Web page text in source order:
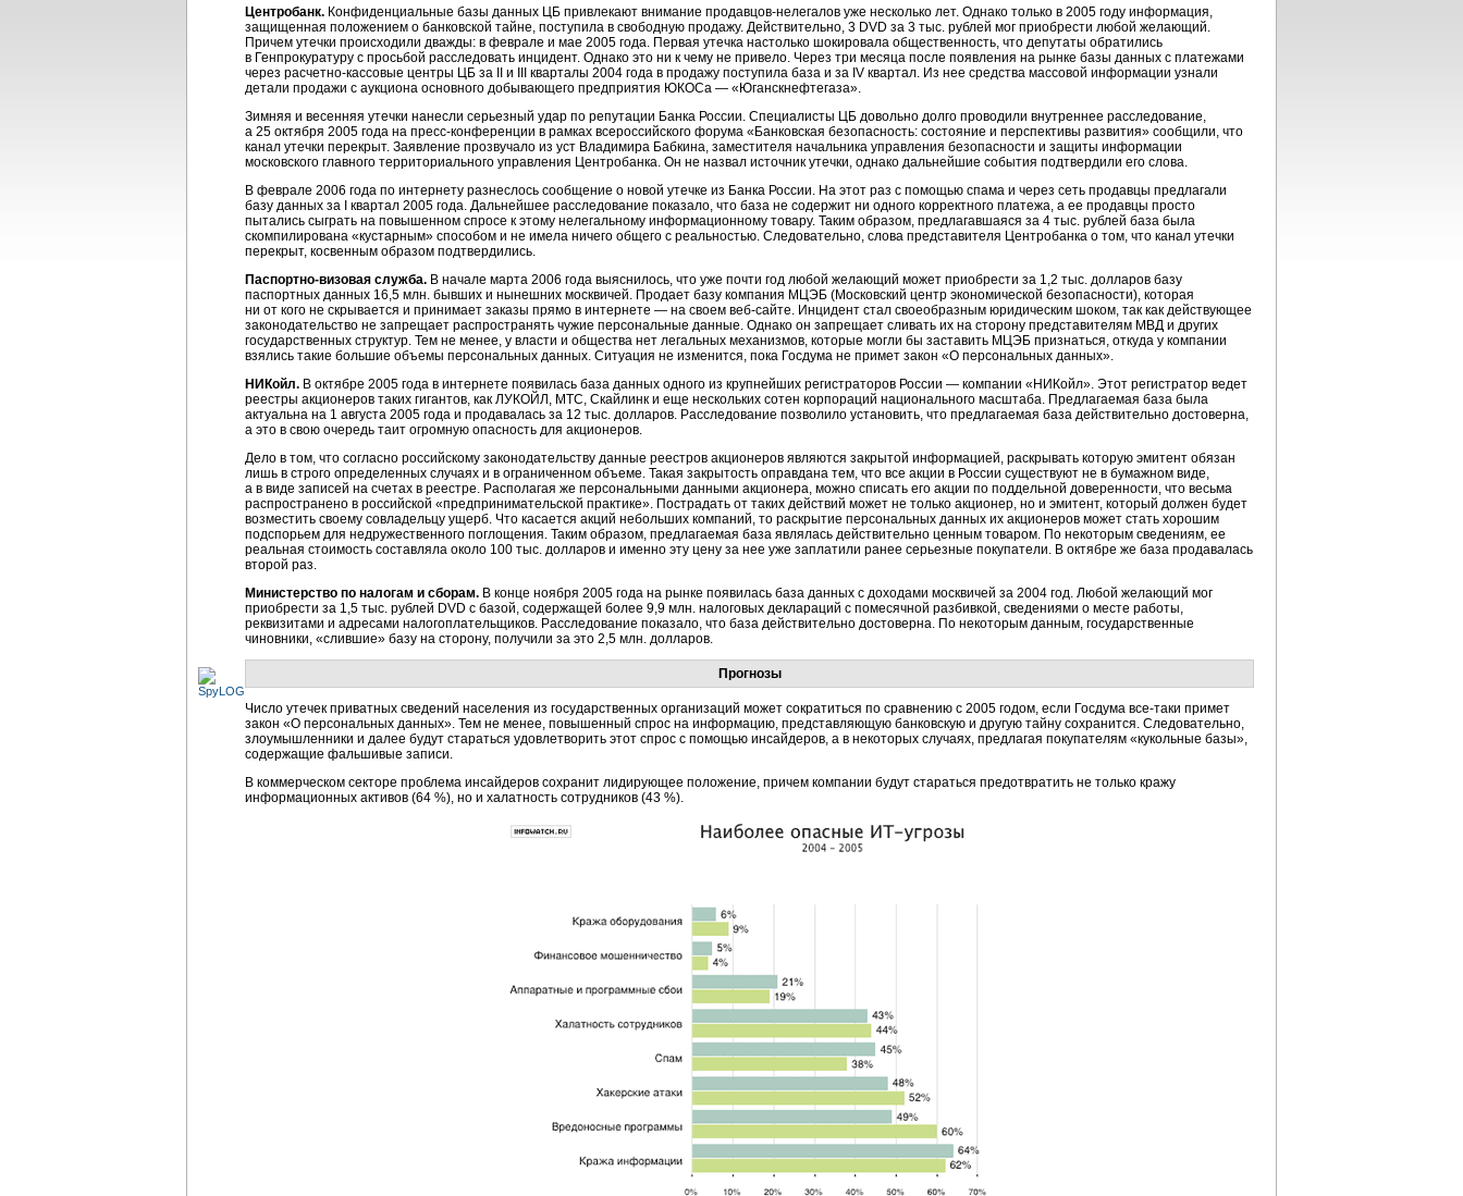
Центробанк. Конфиденциальные базы данных ЦБ привлекают внимание продавцов-нелегалов уже несколько лет. Однако только в 2005 году информация,
защищенная положением о банковской тайне, поступила в свободную продажу. Действительно, 3 DVD за 3 тыс. рублей мог приобрести любой желающий.
Причем утечки происходили дважды: в феврале и мае 2005 года. Первая утечка настолько шокировала общественность, что депутаты обратились
в Генпрокуратуру с просьбой расследовать инцидент. Однако это ни к чему не привело. Через три месяца после появления на рынке базы данных с платежами
через расчетно-кассовые центры ЦБ за II и III кварталы 2004 года в продажу поступила база и за IV квартал. Из нее средства массовой информации узнали
детали продажи с аукциона основного добывающего предприятия ЮКОСа — «Юганскнефтегаза».
Зимняя и весенняя утечки нанесли серьезный удар по репутации Банка России. Специалисты ЦБ довольно долго проводили внутреннее расследование,
а 25 октября 2005 года на пресс-конференции в рамках всероссийского форума «Банковская безопасность: состояние и перспективы развития» сообщили, что
канал утечки перекрыт. Заявление прозвучало из уст Владимира Бабкина, заместителя начальника управления безопасности и защиты информации
московского главного территориального управления Центробанка. Он не назвал источник утечки, однако дальнейшие события подтвердили его слова.
В феврале 2006 года по интернету разнеслось сообщение о новой утечке из Банка России. На этот раз с помощью спама и через сеть продавцы предлагали
базу данных за I квартал 2005 года. Дальнейшее расследование показало, что база не содержит ни одного корректного платежа, а ее продавцы просто
пытались сыграть на повышенном спросе к этому нелегальному информационному товару. Таким образом, предлагавшаяся за 4 тыс. рублей база была
скомпилирована «кустарным» способом и не имела ничего общего с реальностью. Следовательно, слова представителя Центробанка о том, что канал утечки
перекрыт, косвенным образом подтвердились.
Паспортно-визовая служба. В начале марта 2006 года выяснилось, что уже почти год любой желающий может приобрести за 1,2 тыс. долларов базу
паспортных данных 16,5 млн. бывших и нынешних москвичей. Продает базу компания МЦЭБ (Московский центр экономической безопасности), которая
ни от кого не скрывается и принимает заказы прямо в интернете — на своем веб-сайте. Инцидент стал своеобразным юридическим шоком, так как действующее
законодательство не запрещает распространять чужие персональные данные. Однако он запрещает сливать их на сторону представителям МВД и других
государственных структур. Тем не менее, у власти и общества нет легальных механизмов, которые могли бы заставить МЦЭБ признаться, откуда у компании
взялись такие большие объемы персональных данных. Ситуация не изменится, пока Госдума не примет закон «О персональных данных».
НИКойл. В октябре 2005 года в интернете появилась база данных одного из крупнейших регистраторов России — компании «НИКойл». Этот регистратор ведет
реестры акционеров таких гигантов, как ЛУКОЙЛ, МТС, Скайлинк и еще нескольких сотен корпораций национального масштаба. Предлагаемая база была
актуальна на 1 августа 2005 года и продавалась за 12 тыс. долларов. Расследование позволило установить, что предлагаемая база действительно достоверна,
а это в свою очередь таит огромную опасность для акционеров.
Дело в том, что согласно российскому законодательству данные реестров акционеров являются закрытой информацией, раскрывать которую эмитент обязан
лишь в строго определенных случаях и в ограниченном объеме. Такая закрытость оправдана тем, что все акции в России существуют не в бумажном виде,
а в виде записей на счетах в реестре. Располагая же персональными данными акционера, можно списать его акции по поддельной доверенности, что весьма
распространено в российской «предпринимательской практике». Пострадать от таких действий может не только акционер, но и эмитент, который должен будет
возместить своему совладельцу ущерб. Что касается акций небольших компаний, то раскрытие персональных данных их акционеров может стать хорошим
подспорьем для недружественного поглощения. Таким образом, предлагаемая база являлась действительно ценным товаром. По некоторым сведениям, ее
реальная стоимость составляла около 100 тыс. долларов и именно эту цену за нее уже заплатили ранее серьезные покупатели. В октябре же база продавалась
второй раз.
Министерство по налогам и сборам. В конце ноября 2005 года на рынке появилась база данных с доходами москвичей за 2004 год. Любой желающий мог
приобрести за 1,5 тыс. рублей DVD с базой, содержащей более 9,9 млн. налоговых деклараций с помесячной разбивкой, сведениями о месте работы,
реквизитами и адресами налогоплательщиков. Расследование показало, что база действительно достоверна. По некоторым данным, государственные
чиновники, «слившие» базу на сторону, получили за это 2,5 млн. долларов.
Прогнозы
Число утечек приватных сведений населения из государственных организаций может сократиться по сравнению с 2005 годом, если Госдума все-таки примет
закон «О персональных данных». Тем не менее, повышенный спрос на информацию, представляющую банковскую и другую тайну сохранится. Следовательно,
злоумышленники и далее будут стараться удовлетворить этот спрос с помощью инсайдеров, а в некоторых случаях, предлагая покупателям «кукольные базы»,
содержащие фальшивые записи.
В коммерческом секторе проблема инсайдеров сохранит лидирующее положение, причем компании будут стараться предотвратить не только кражу
информационных активов (64 %), но и халатность сотрудников (43 %).